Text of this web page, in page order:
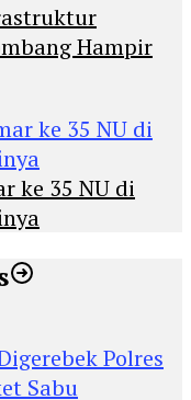
Hampir
ke 35 NU di